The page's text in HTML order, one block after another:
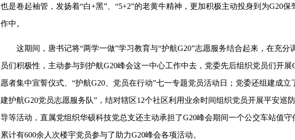
也是卷起袖管，发扬着“白+黑”、“5+2”的老黄牛精神，更加积极主动投身到为G20保
作中。
这期间，唐书记将“两学一做”学习教育与“护航G20”志愿服务结合起来，在充分
员们积极性，主动参与到护航G20峰会这一中心工作中去，党委先后组织党员们开展
愿者集中宣誓仪式、“护航G20、党员在行动”七一专题党员活动日；党委还组建成立
建护航G20党员志愿服务队”，结对辖区12个社区利用业余时间组织党员开展平安巡
导等活动，直属党组织华硕科技党总支还主动承担了G20峰会期间一个公交车站值守
累计有600余人次楼宇党员参与了助力G20峰会各项活动。